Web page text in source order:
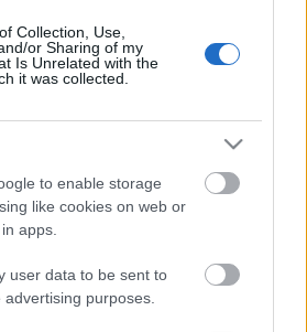
Collection, Use,
or Sharing of my
Is Unrelated with the
it was collected.
to enable storage
like cookies on web or
apps.
user data to be sent to
purposes.
VAGY